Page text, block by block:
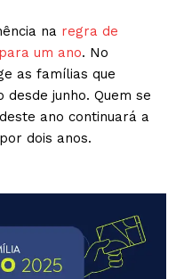
na regra de
um ano. No
as famílias que
junho. Quem se
ano continuará a
dois anos.